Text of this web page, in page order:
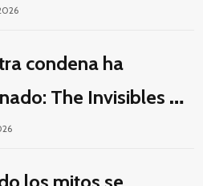
y horas viendo
condena ha
The Invisibles y
por la imaginación